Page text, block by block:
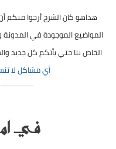
هذاهو كان الشرح أرجوا منكم
المواضيع الموجودة في المدونة
الخاص بنا حتي يأتكم كل جديد
أي مشاكل لا